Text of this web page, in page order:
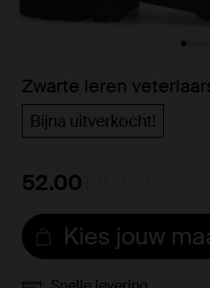
Zwarte leren
Bijna uitverkocht!
52.00
Kies jouw